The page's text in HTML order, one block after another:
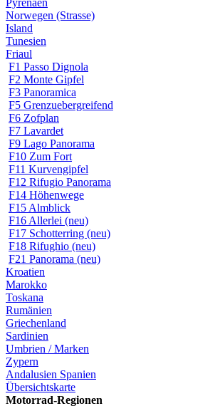
Pyrenäen
Norwegen (Strasse)
Island
Tunesien
Friaul
F1 Passo Dignola
F2 Monte Gipfel
F3 Panoramica
F5 Grenzuebergreifend
F6 Zofplan
F7 Lavardet
F9 Lago Panorama
F10 Zum Fort
F11 Kurvengipfel
F12 Rifugio Panorama
F14 Höhenwege
F15 Almblick
F16 Allerlei (neu)
F17 Schotterring (neu)
F18 Rifughio (neu)
F21 Panorama (neu)
Kroatien
Marokko
Toskana
Rumänien
Griechenland
Sardinien
Umbrien / Marken
Zypern
Andalusien Spanien
Übersichtskarte
Motorrad-Regionen